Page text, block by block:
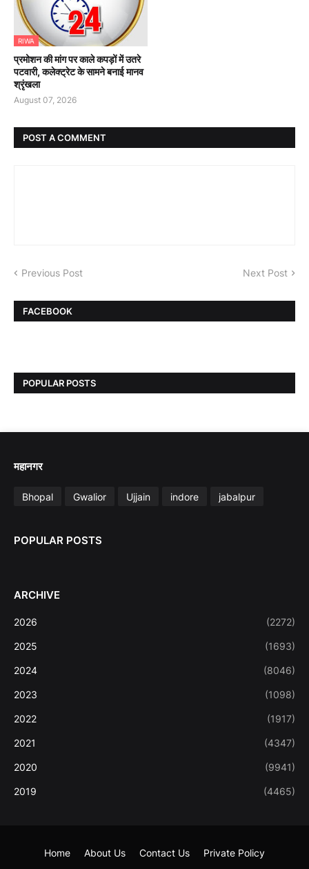
RIWA
प्रमोशन की मांग पर काले कपड़ों में उतरे
पटवारी, कलेक्ट्रेट के सामने बनाई मानव
श्रृंखला
August 07, 2026
POST A COMMENT
Previous Post Next Post
FACEBOOK
POPULAR POSTS
महानगर
Bhopal Gwalior Ujjain indore jabalpur
POPULAR POSTS
ARCHIVE
2026 (2272)
2025 (1693)
2024 (8046)
2023 (1098)
2022 (1917)
2021 (4347)
2020 (9941)
2019 (4465)
Home About Us Contact Us Private Policy